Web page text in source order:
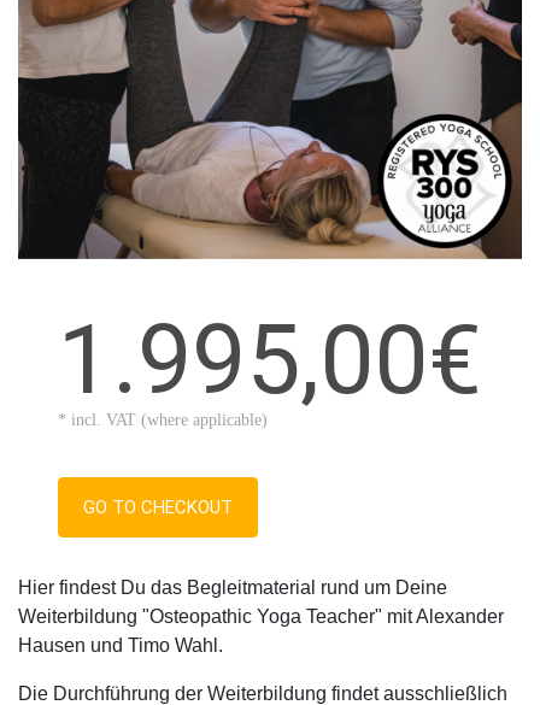
1.995,00€
* incl. VAT (where applicable)
GO TO CHECKOUT
Hier findest Du das Begleitmaterial rund um Deine
Weiterbildung "Osteopathic Yoga Teacher" mit Alexander
Hausen und Timo Wahl.
Die Durchführung der Weiterbildung findet ausschließlich